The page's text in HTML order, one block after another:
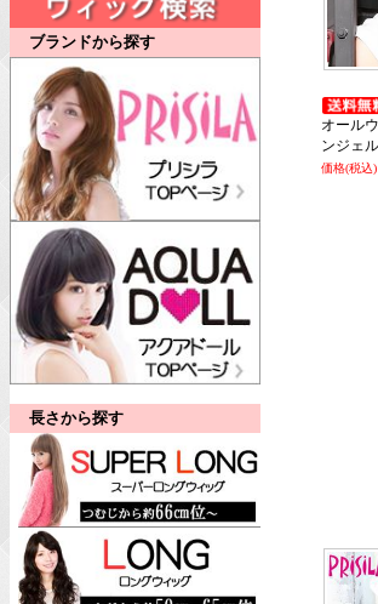
ブランドから探す
長さから探す
オール
ンジェ
価格(税込)